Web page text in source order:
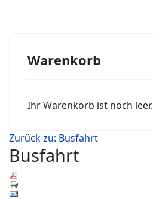
Warenkorb
Ihr Warenkorb ist noch leer.
Zurück zu: Busfahrt
Busfahrt